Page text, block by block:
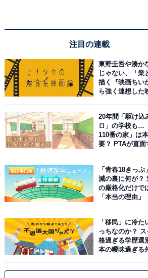
注目の連載
東野圭吾や湊か
じゃない、「業
描く『映画ちい
ら強く連想した
20年間「駆け込
ロ」の学校も…
110番の家」は
要？ PTAが直面
「青春18きっぷ
減の裏に何が？
の厳格化だけで
「本当の理由」
「移民」に冷た
っちなのか？
格過ぎる学歴選
本の曖昧過ぎる